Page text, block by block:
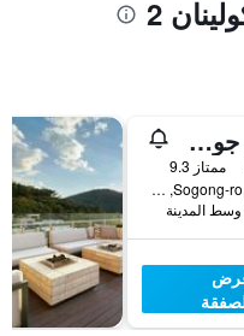
2
ذا وستين جوسون سول
ممتاز 9.3
106, Sogong-ro, Jung-gu, سيول, كوريا الجنوبية